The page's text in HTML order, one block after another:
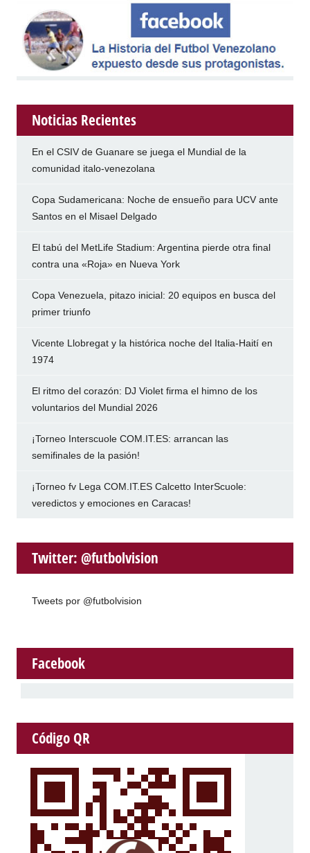
Noticias Recientes
En el CSIV de Guanare se juega el Mundial de la
comunidad italo-venezolana
Copa Sudamericana: Noche de ensueño para UCV ante
Santos en el Misael Delgado
El tabú del MetLife Stadium: Argentina pierde otra final
contra una «Roja» en Nueva York
Copa Venezuela, pitazo inicial: 20 equipos en busca del
primer triunfo
Vicente Llobregat y la histórica noche del Italia-Haití en
1974
El ritmo del corazón: DJ Violet firma el himno de los
voluntarios del Mundial 2026
¡Torneo Interscuole COM.IT.ES: arrancan las
semifinales de la pasión!
¡Torneo fv Lega COM.IT.ES Calcetto InterScuole:
veredictos y emociones en Caracas!
Twitter: @futbolvision
Tweets por @futbolvision
Facebook
Código QR